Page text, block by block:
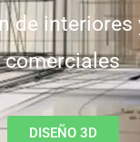
de interiores
comerciales
DISEÑO 3D